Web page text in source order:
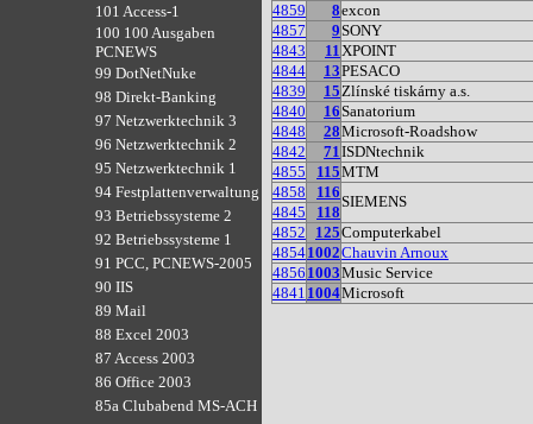
101 Access-1
100 100 Ausgaben
PCNEWS
99 DotNetNuke
98 Direkt-Banking
97 Netzwerktechnik 3
96 Netzwerktechnik 2
95 Netzwerktechnik 1
94 Festplattenverwaltung
93 Betriebssysteme 2
92 Betriebssysteme 1
91 PCC, PCNEWS-2005
90 IIS
89 Mail
88 Excel 2003
87 Access 2003
86 Office 2003
85a Clubabend MS-ACH
4859
8excon
4857
9SONY
4843
11XPOINT
4844
13PESACO
4839
15Zlínské tiskárny a.s.
4840
16Sanatorium
4848
28Microsoft-Roadshow
4842
71ISDNtechnik
4855
115MTM
4858
116
SIEMENS
4845
118
4852
125Computerkabel
48541002Chauvin Arnoux
4856 1003Music Service
4841 1004Microsoft